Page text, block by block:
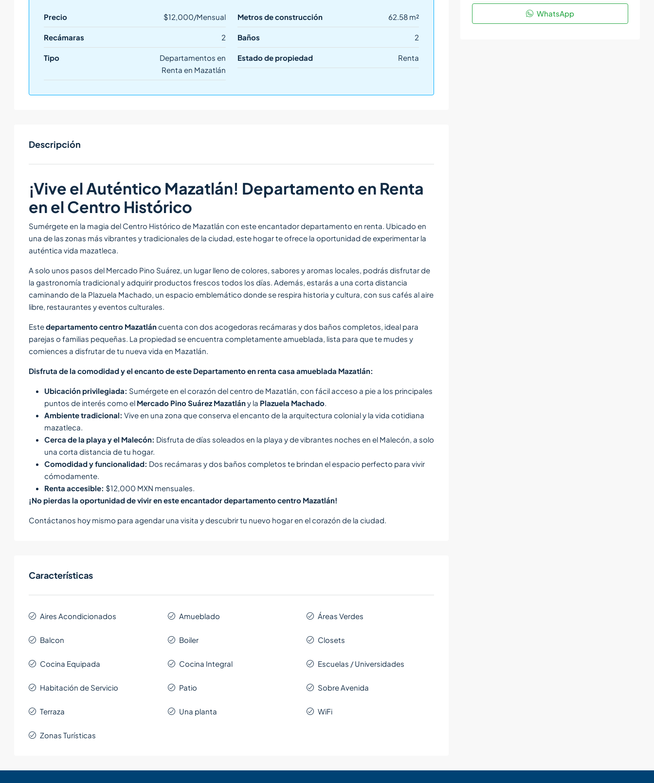
Precio $12,000/Mensual Metros de construcción 62.58 m²
Recámaras 2 Baños 2
Tipo
Departamentos en
Renta en Mazatlán
Estado de propiedad Renta
Descripción
¡Vive el Auténtico Mazatlán! Departamento en Renta
en el Centro Histórico
Sumérgete en la magia del Centro Histórico de Mazatlán con este encantador departamento en renta. Ubicado en
una de las zonas más vibrantes y tradicionales de la ciudad, este hogar te ofrece la oportunidad de experimentar la
auténtica vida mazatleca.
A solo unos pasos del Mercado Pino Suárez, un lugar lleno de colores, sabores y aromas locales, podrás disfrutar de
la gastronomía tradicional y adquirir productos frescos todos los días. Además, estarás a una corta distancia
caminando de la Plazuela Machado, un espacio emblemático donde se respira historia y cultura, con sus cafés al aire
libre, restaurantes y eventos culturales.
Estedepartamento centro Mazatláncuenta con dos acogedoras recámaras y dos baños completos, ideal para
parejas o familias pequeñas. La propiedad se encuentra completamente amueblada, lista para que te mudes y
comiences a disfrutar de tu nueva vida en Mazatlán.
Disfruta de la comodidad y el encanto de este Departamento en renta casa amueblada Mazatlán:
Ubicación privilegiada: Sumérgete en el corazón del centro de Mazatlán, con fácil acceso a pie a los principales
puntos de interés como el Mercado Pino Suárez Mazatlány la Plazuela Machado.
Ambiente tradicional: Vive en una zona que conserva el encanto de la arquitectura colonial y la vida cotidiana
mazatleca.
Cerca de la playa y el Malecón: Disfruta de días soleados en la playa y de vibrantes noches en el Malecón, a solo
una corta distancia de tu hogar.
Comodidad y funcionalidad: Dos recámaras y dos baños completos te brindan el espacio perfecto para vivir
cómodamente.
Renta accesible: $12,000 MXN mensuales.
¡No pierdas la oportunidad de vivir en este encantador departamento centro Mazatlán!
Contáctanos hoy mismo para agendar una visita y descubrir tu nuevo hogar en el corazón de la ciudad.
Características
Aires Acondicionados Amueblado Áreas Verdes
Balcon Boiler Closets
Cocina Equipada Cocina Integral Escuelas / Universidades
Habitación de Servicio Patio Sobre Avenida
Terraza Una planta WiFi
Zonas Turísticas
WhatsApp